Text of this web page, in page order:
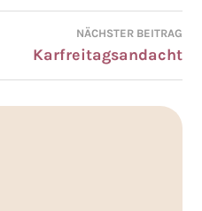
NÄCHSTER BEITRAG
Karfreitagsandacht